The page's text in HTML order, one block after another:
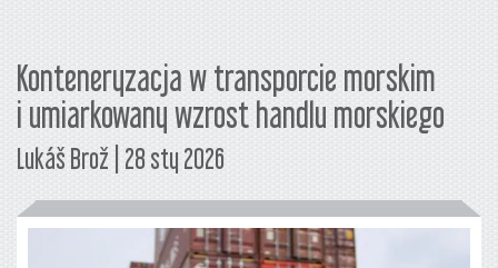
Konteneryzacja w transporcie morskim
i umiarkowany wzrost handlu morskiego
Lukáš Brož | 28 sty 2026